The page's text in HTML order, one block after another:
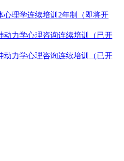
心理学连续培训2年制（即将开
动力学心理咨询连续培训（已开
动力学心理咨询连续培训（已开